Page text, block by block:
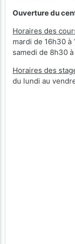
Ouverture du
Horaires des
mardi de 16h30 à
samedi de 8h30 à
Horaires des
du lundi au